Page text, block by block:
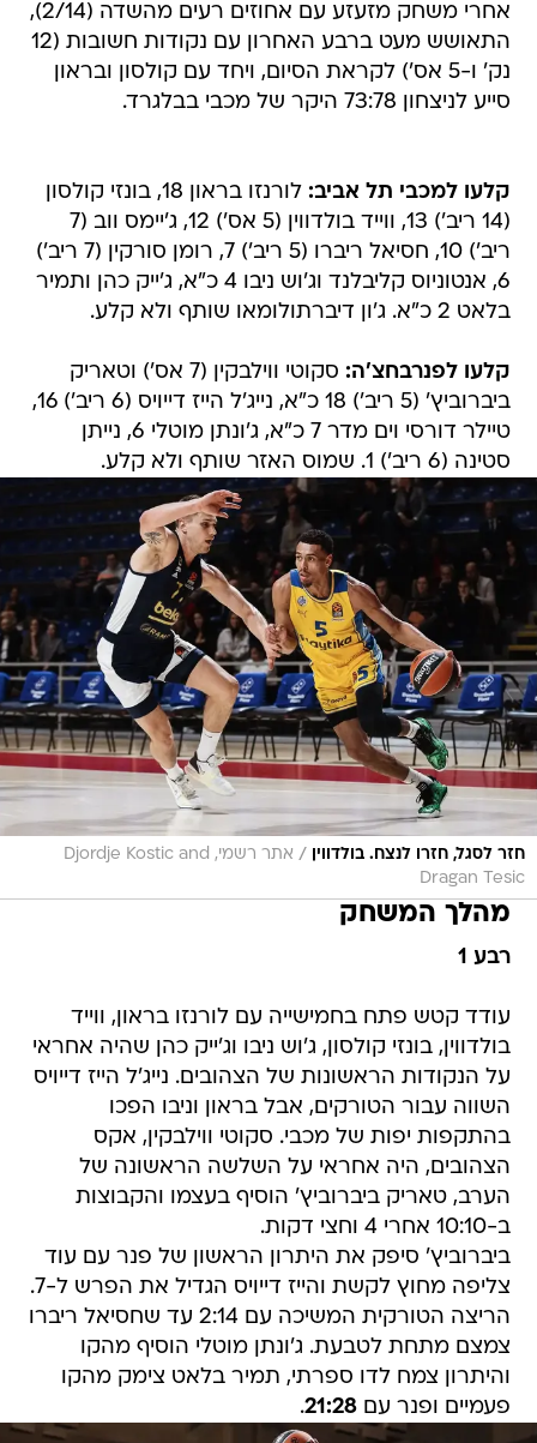
אחרי משחק מזעזע עם אחוזים רעים מהשדה (2/14),
התאושש מעט ברבע האחרון עם נקודות חשובות (12
נק' ו-5 אס') לקראת הסיום, ויחד עם קולסון ובראון
סייע לניצחון 73:78 היקר של מכבי בבלגרד.
קלעו למכבי תל אביב:
לורנזו בראון 18, בונזי קולסון
(14 ריב') 13, ווייד בולדווין (5 אס') 12, ג'יימס ווב (7
ריב') 10, חסיאל ריברו (5 ריב') 7, רומן סורקין (7 ריב')
6, אנטוניוס קליבלנד וג'וש ניבו 4 כ"א, ג'ייק כהן ותמיר
בלאט 2 כ"א. ג'ון דיברתולומאו שותף ולא קלע.
קלעו לפנרבחצ'ה:
סקוטי ווילבקין (7 אס') וטאריק
ביברוביץ' (5 ריב') 18 כ"א, נייג'ל הייז דייויס (6 ריב') 16,
טיילר דורסי וים מדר 7 כ"א, ג'ונתן מוטלי 6, נייתן
סטינה (6 ריב') 1. שמוס האזר שותף ולא קלע.
חזר לסגל, חזרו לנצח. בולדווין /
אתר רשמי, Djordje Kostic and
Dragan Tesic
מהלך המשחק
רבע 1
עודד קטש פתח בחמישייה עם לורנזו בראון, ווייד
בולדווין, בונזי קולסון, ג'וש ניבו וג'ייק כהן שהיה אחראי
על הנקודות הראשונות של הצהובים. נייג'ל הייז דייויס
השווה עבור הטורקים, אבל בראון וניבו הפכו
בהתקפות יפות של מכבי. סקוטי ווילבקין, אקס
הצהובים, היה אחראי על השלשה הראשונה של
הערב, טאריק ביברוביץ' הוסיף בעצמו והקבוצות
ב-10:10 אחרי 4 וחצי דקות.
ביברוביץ' סיפק את היתרון הראשון של פנר עם עוד
צליפה מחוץ לקשת והייז דייויס הגדיל את הפרש ל-7.
הריצה הטורקית המשיכה עם 2:14 עד שחסיאל ריברו
צמצם מתחת לטבעת. ג'ונתן מוטלי הוסיף מהקו
והיתרון צמח לדו ספרתי, תמיר בלאט צימק מהקו
פעמיים ופנר עם21:28
.